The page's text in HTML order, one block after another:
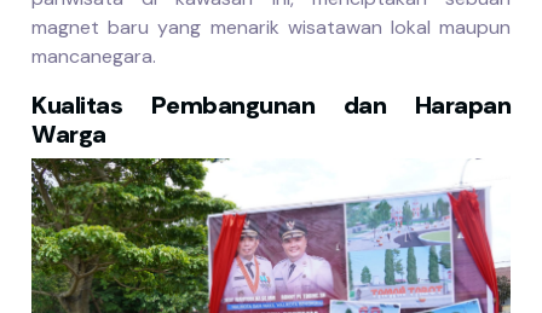
magnet baru yang menarik wisatawan lokal maupun
mancanegara.
Kualitas Pembangunan dan Harapan
Warga